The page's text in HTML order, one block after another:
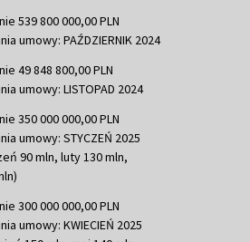
539 800 000,00 PLN
umowy: PAŹDZIERNIK 2024
49 848 800,00 PLN
umowy: LISTOPAD 2024
350 000 000,00 PLN
umowy: STYCZEŃ 2025
90 mln, luty 130 mln,
300 000 000,00 PLN
umowy: KWIECIEŃ 2025